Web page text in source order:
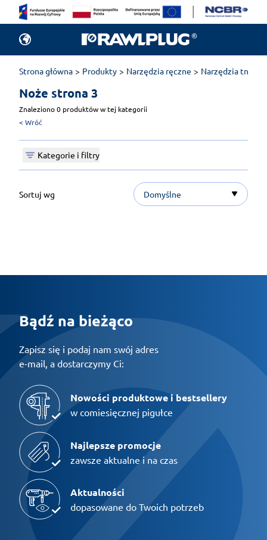
Strona główna Produkty Narzędzia ręczne Narzędzia tnące
Noże strona 3
Znaleziono 0 produktów w tej kategorii
< Wróć
Kategorie i filtry
Sortuj wg Domyślne
Bądź na bieżąco
Zapisz się i podaj nam swój adres
e-mail, a dostarczymy Ci:
Nowości produktowe i bestsellery
w comiesięcznej pigułce
Najlepsze promocje
zawsze aktualne i na czas
Aktualności
dopasowane do Twoich potrzeb